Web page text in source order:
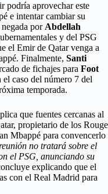
podría aprovechar este
e intentar cambiar su
por Abdellah
y del PSG
el Emir de Qatar venga a
Finalmente, Santi
de fichajes para Foot
el caso del número 7 del
temporada.
que fuentes cercanas al
propietario de los Rouge
Mbappé para convencerlo
no tratará sobre el
el PSG, anunciando su
explicando que el
con el Real Madrid para